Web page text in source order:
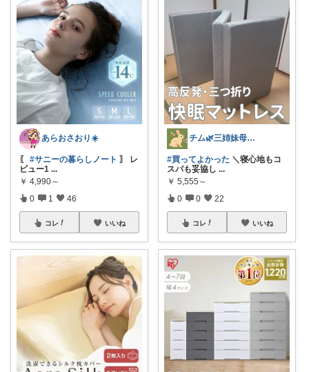
あらおさおり☀️
〖 #サニーの暮らしノート 〗 レ
ビュー1 ...
￥ 4,990～
0 1 46
コレ いいね
チム🌿三姉妹母ちゃん
#買ってよかった ＼寝心地もコ
スパも妥協し ...
￥ 5,555～
0 0 22
コレ いいね